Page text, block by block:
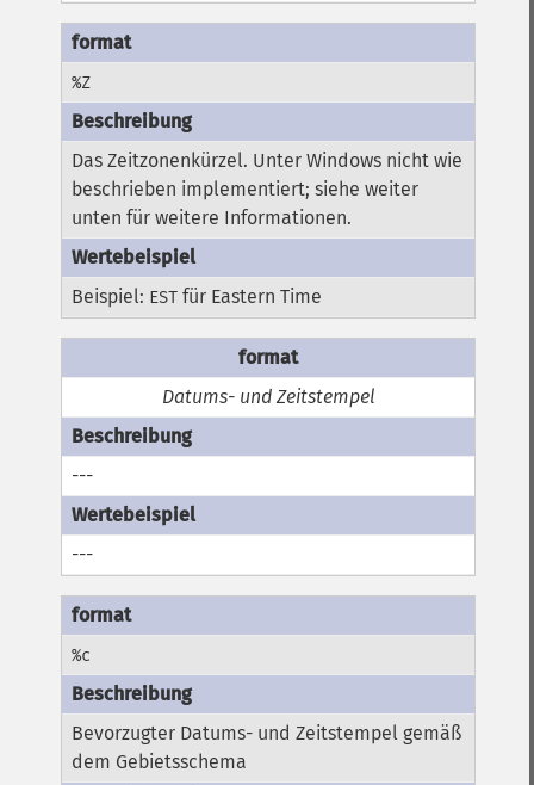
%Z
Das Zeitzonenkürzel. Unter Windows nicht wie
beschrieben implementiert; siehe weiter
unten für weitere Informationen.
Beispiel: EST für Eastern Time
Datums- und Zeitstempel
---
---
%c
Bevorzugter Datums- und Zeitstempel gemäß
dem Gebietsschema